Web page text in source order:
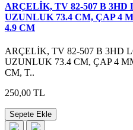
ARÇELİK, TV 82-507 B 3HD
UZUNLUK 73.4 CM, ÇAP 4
4.9 CM
ARÇELİK, TV 82-507 B 3HD
UZUNLUK 73.4 CM, ÇAP 4
CM, T..
250,00 TL
Sepete Ekle